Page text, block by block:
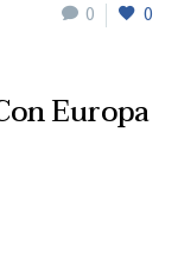
0 0
Europa